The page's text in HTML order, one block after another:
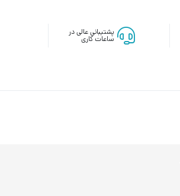
پشتیبانی عالی در
ساعات کاری